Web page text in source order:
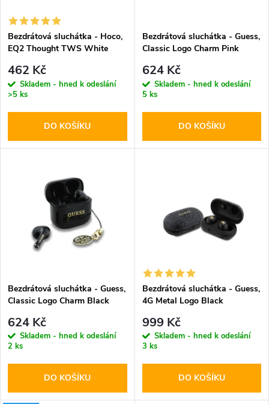
í
p
r
o
d
s
p
r
o
d
Bezdrátová sluchátka - Hoco,
EQ2 Thought TWS White
462 Kč
Skladem - hned k odeslání
>5 ks
DO KOŠÍKU
Bezdrátová sluchátka - Guess,
Classic Logo Charm Pink
624 Kč
Skladem - hned k odeslání
5 ks
DO KOŠÍKU
Bezdrátová sluchátka - Guess,
Classic Logo Charm Black
624 Kč
Skladem - hned k odeslání
2 ks
DO KOŠÍKU
Bezdrátová sluchátka - Guess,
4G Metal Logo Black
999 Kč
Skladem - hned k odeslání
3 ks
DO KOŠÍKU